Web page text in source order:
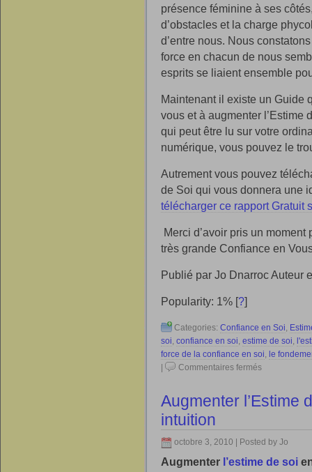
présence féminine à ses
d’obstacles et la charge
d’entre nous. Nous
force en chacun de nous
esprits se liaient ensemble
Maintenant il existe un Guide
vous et à augmenter l’Estime
qui peut être lu sur votre
numérique, vous pouvez le
Autrement vous pouvez
de Soi qui vous donnera une
télécharger ce rapport Gratuit
Merci d’avoir pris un
très grande Confiance en
Publié par Jo Dnarroc Auteur
Popularity: 1% [?]
Categories: Confiance en Soi,
soi, confiance en soi, estime de soi,
force de la confiance en soi, le
Commentaires fermés
Augmenter l’Estime
intuition
octobre 3, 2010 | Posted by Jo
Augmenter l’estime de soi